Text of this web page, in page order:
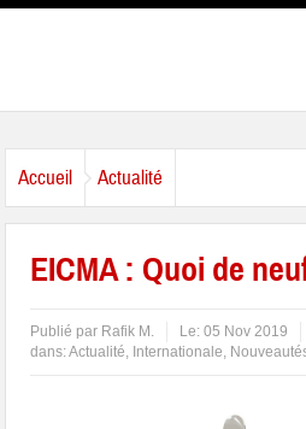
Accueil Actualité
EICMA : Quoi de
Publié par Rafik M. Le:05 Nov 2019
dans:Actualité, Internationale,